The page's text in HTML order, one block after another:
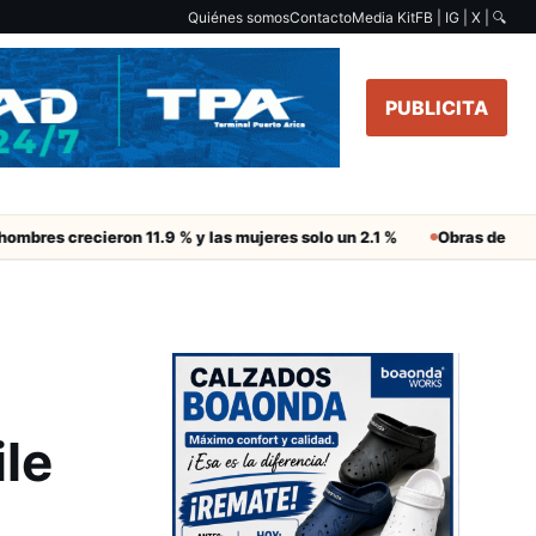
Quiénes somosContactoMedia KitFB | IG | X | 🔍
PUBLICITA
11.9 % y las mujeres solo un 2.1 % Obras de Aguas del